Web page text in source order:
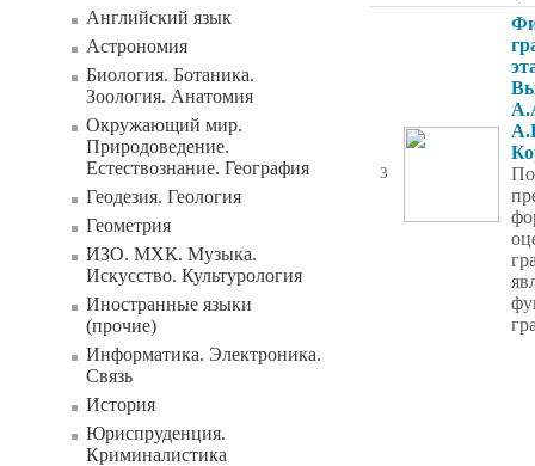
Английский язык
Астрономия
Биология. Ботаника.
Зоология. Анатомия
Окружающий мир.
Природоведение.
Естествознание. География
Геодезия. Геология
Геометрия
ИЗО. МХК. Музыка.
Искусство. Культурология
Иностранные языки
(прочие)
Информатика. Электроника.
Связь
История
Юриспруденция.
Криминалистика
3